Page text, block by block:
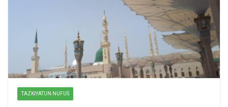
TAZKIYATUN NUFUS